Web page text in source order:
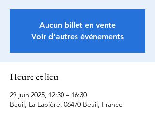
Aucun billet en vente
Voir d'autres événements
Heure et lieu
29 juin 2025, 12:30 – 16:30
Beuil, La Lapière, 06470 Beuil, France